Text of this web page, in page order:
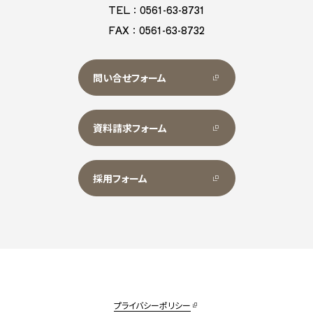
TEL：0561-63-8731
FAX：0561-63-8732
問い合せフォーム
資料請求フォーム
採用フォーム
プライバシーポリシー